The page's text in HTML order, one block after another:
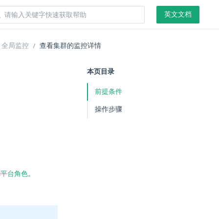
英文文档
全局监控 查看集群的监控详情
平台角色。
本页目录
前提条件
操作步骤